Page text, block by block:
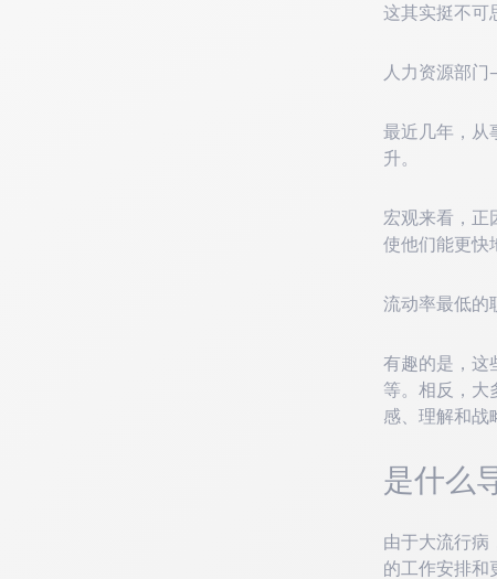
这其实挺不可
人力资源部
最近几年，从
升。
宏观来看，正
使他们能更快
流动率最低的
有趣的是，这
等。相反，大
感、理解和战
是什么
由于大流行病
的工作安排和